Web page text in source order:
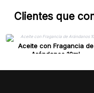
Clientes que
Aceite con Fragancia de
Arándanos 10ml